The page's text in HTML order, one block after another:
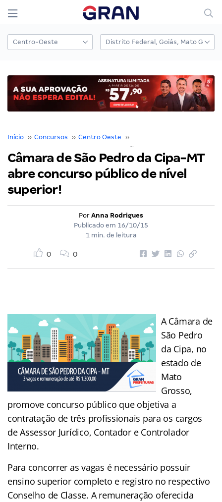
Início ›› Concursos ›› Centro Oeste ››
Câmara de São Pedro da Cipa-MT
abre concurso público de nível
superior!
Por Anna Rodrigues
Publicado em 16/10/15
1 min. de leitura
0 0
A Câmara de
São Pedro
da Cipa, no
estado de
Mato
Grosso,
promove concurso público que objetiva a
contratação de três profissionais para os cargos
de Assessor Jurídico, Contador e Controlador
Interno.
Para concorrer as vagas é necessário possuir
ensino superior completo e registro no respectivo
Conselho de Classe. A remuneração oferecida